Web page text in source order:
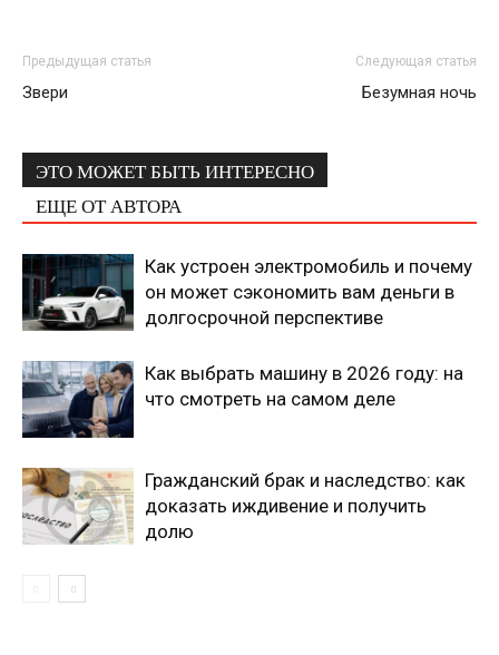
Предыдущая статья
Звери
Следующая статья
Безумная ночь
ЭТО МОЖЕТ БЫТЬ ИНТЕРЕСНО
ЕЩЕ ОТ АВТОРА
Как устроен электромобиль и почему
он может сэкономить вам деньги в
долгосрочной перспективе
Как выбрать машину в 2026 году: на
что смотреть на самом деле
Гражданский брак и наследство: как
доказать иждивение и получить
долю